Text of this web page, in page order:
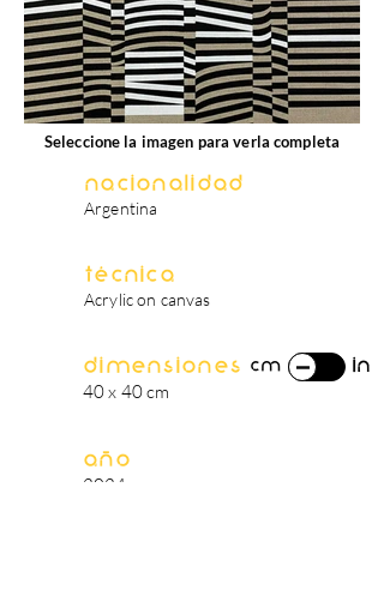
Seleccione la imagen para verla completa
Nacionalidad
Argentina
Técnica
Acrylic on canvas
Dimensiones
40 x 40 cm
cm in
Año
2024